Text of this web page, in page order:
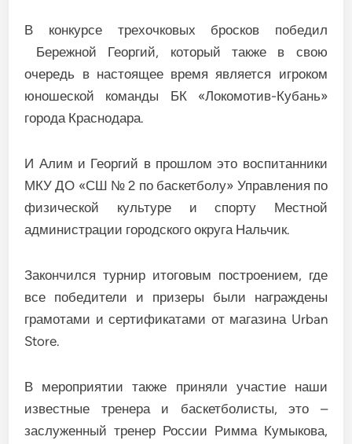
В конкурсе трехочковых бросков победил
Бережной Георгий, который также в свою
очередь в настоящее время является игроком
юношеской команды БК «Локомотив-Кубань»
города Краснодара.
И Алим и Георгий в прошлом это воспитанники
МКУ ДО «СШ № 2 по баскетболу» Управления по
физической культуре и спорту Местной
администрации городского округа Нальчик.
Закончился турнир итоговым построением, где
все победители и призеры были награждены
грамотами и сертификатами от магазина Urban
Store.
В мероприятии также приняли участие наши
известные тренера и баскетболисты, это –
заслуженный тренер России Римма Кумыкова,